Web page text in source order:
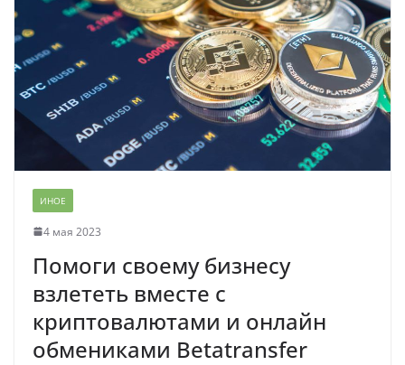
ИНОЕ
4 мая 2023
Помоги своему бизнесу
взлететь вместе с
криптовалютами и онлайн
обмениками Betatransfer